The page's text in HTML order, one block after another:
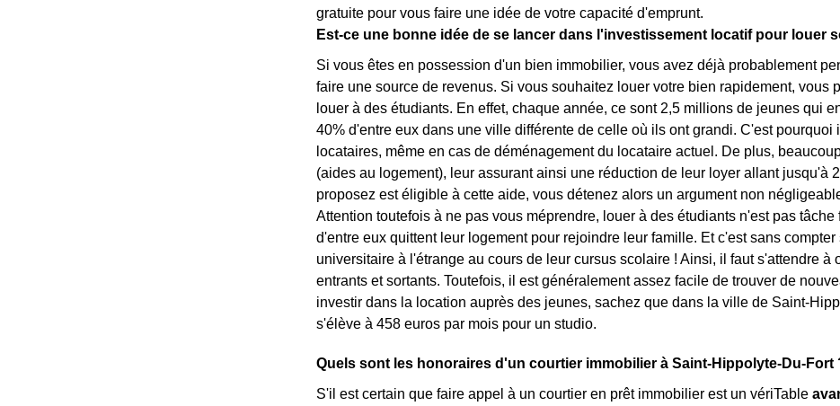
gratuite pour vous faire une idée de votre capacité d'emprunt.
Est-ce une bonne idée de se lancer dans l'investissement locatif pour louer
Si vous êtes en possession d'un bien immobilier, vous avez déjà probablement
faire une source de revenus. Si vous souhaitez louer votre bien rapidement, vous
louer à des étudiants. En effet, chaque année, ce sont 2,5 millions de jeunes qui
40% d'entre eux dans une ville différente de celle où ils ont grandi. C'est
locataires, même en cas de déménagement du locataire actuel. De plus,
(aides au logement), leur assurant ainsi une réduction de leur loyer allant jusqu'à
proposez est éligible à cette aide, vous détenez alors un argument non
Attention toutefois à ne pas vous méprendre, louer à des étudiants n'est pas
d'entre eux quittent leur logement pour rejoindre leur famille. Et c'est sans
universitaire à l'étrange au cours de leur cursus scolaire ! Ainsi, il faut s'attendre
entrants et sortants. Toutefois, il est généralement assez facile de trouver de
investir dans la location auprès des jeunes, sachez que dans la ville de Saint-
s'élève à 458 euros par mois pour un studio.
Quels sont les honoraires d'un courtier immobilier à Saint-Hippolyte-Du-Fort
S'il est certain que faire appel à un courtier en prêt immobilier est un vériTable